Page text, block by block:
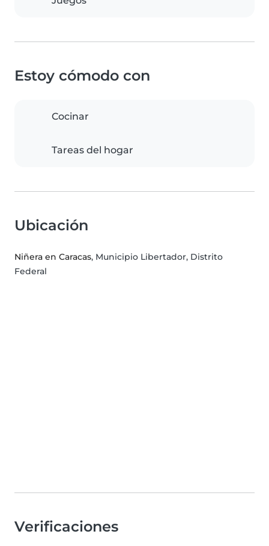
Estoy cómodo con
Cocinar
Tareas del hogar
Ubicación
Niñera en Caracas, Municipio Libertador, Distrito
Federal
Verificaciones